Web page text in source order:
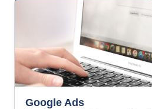
Google Ads